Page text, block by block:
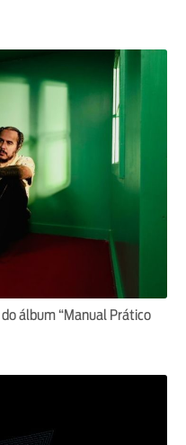
álbum “Manual Prático